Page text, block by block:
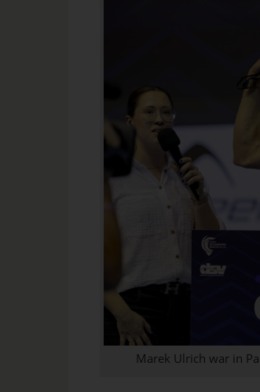
Marek Ulrich war in